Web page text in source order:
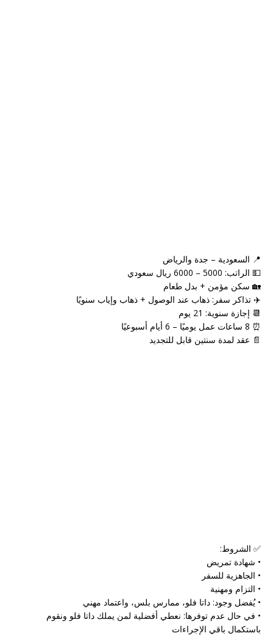
📍 السعودية – جدة والرياض
💵 الراتب: 5000 – 6000 ريال سعودي
🏡 سكن مؤمن + بدل طعام
✈️ تذاكر سفر: ذهاب عند الوصول + ذهاب وإياب سنويًا
📆 إجازة سنوية: 21 يوم
⏰ 8 ساعات عمل يوميًا – 6 أيام أسبوعيًا
📄 عقد لمدة سنتين قابل للتجديد
✅ الشروط:
• شهادة تمريض
• الجاهزية للسفر
• التزام ومهنية
• يُفضل وجود: داتا فلو، ممارس بلس، واعتماد مهني
• في حال عدم توفرها: نعطي أفضلية لمن يملك داتا فلو ونقوم
باستكمال باقي الإجراءات